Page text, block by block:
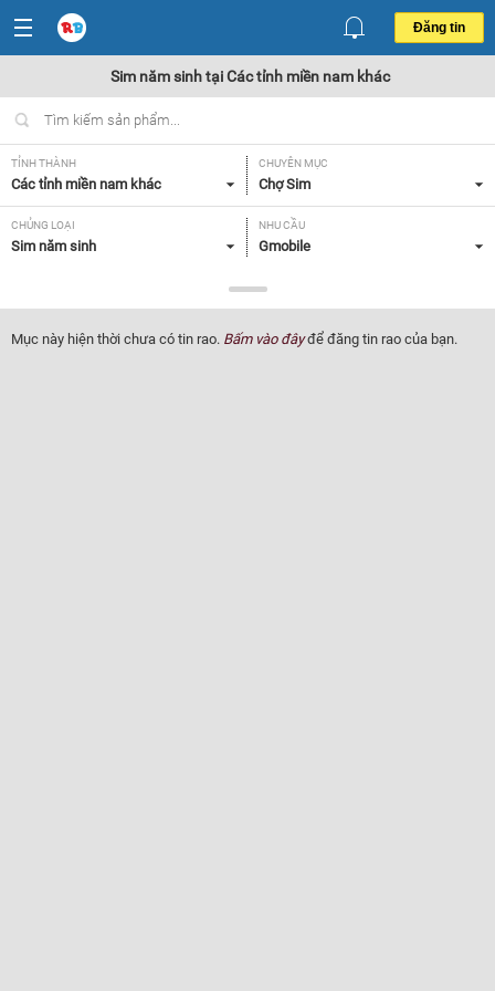
Đăng tin
Sim năm sinh tại Các tỉnh miền nam khác
TỈNH THÀNH
Các tỉnh miền nam khác
CHUYÊN MỤC
Chợ Sim
CHỦNG LOẠI
Sim năm sinh
NHU CẦU
Gmobile
Tất cả
Mục này hiện thời chưa có tin rao. Bấm vào đâyđể đăng tin rao của bạn.